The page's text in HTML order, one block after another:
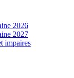
2026
2027
impaires